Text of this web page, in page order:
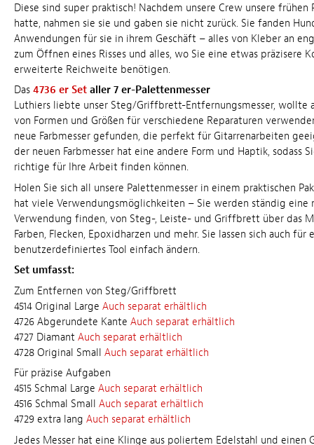
Diese sind super praktisch! Nachdem unsere Crew unsere frühen
hatte, nahmen sie sie und gaben sie nicht zurück. Sie fanden
Anwendungen für sie in ihrem Geschäft – alles von Kleber an
zum Öffnen eines Risses und alles, wo Sie eine etwas präzisere
erweiterte Reichweite benötigen.
Das 4736 er Set aller 7 er-Palettenmesser
Luthiers liebte unser Steg/Griffbrett-Entfernungsmesser, wollte
von Formen und Größen für verschiedene Reparaturen
neue Farbmesser gefunden, die perfekt für Gitarrenarbeiten
der neuen Farbmesser hat eine andere Form und Haptik, sodass
richtige für Ihre Arbeit finden können.
Holen Sie sich all unsere Palettenmesser in einem praktischen
hat viele Verwendungsmöglichkeiten – Sie werden ständig eine
Verwendung finden, von Steg-, Leiste- und Griffbrett über das
Farben, Flecken, Epoxidharzen und mehr. Sie lassen sich auch für
benutzerdefiniertes Tool einfach ändern.
Set umfasst:
Zum Entfernen von Steg/Griffbrett
4514 Original Large Auch separat erhältlich
4726 Abgerundete Kante Auch separat erhältlich
4727 Diamant Auch separat erhältlich
4728 Original Small Auch separat erhältlich
Für präzise Aufgaben
4515 Schmal Large Auch separat erhältlich
4516 Schmal Small Auch separat erhältlich
4729 extra lang Auch separat erhältlich
Jedes Messer hat eine Klinge aus poliertem Edelstahl und einen